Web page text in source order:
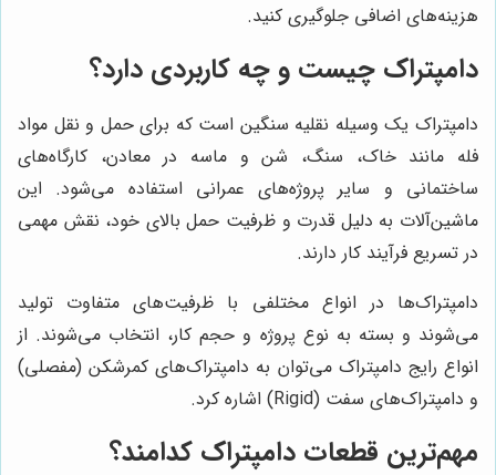
هزینه‌های اضافی جلوگیری کنید.
دامپتراک چیست و چه کاربردی دارد؟
دامپتراک یک وسیله نقلیه سنگین است که برای حمل و نقل مواد
فله مانند خاک، سنگ، شن و ماسه در معادن، کارگاه‌های
ساختمانی و سایر پروژه‌های عمرانی استفاده می‌شود. این
ماشین‌آلات به دلیل قدرت و ظرفیت حمل بالای خود، نقش مهمی
در تسریع فرآیند کار دارند.
دامپتراک‌ها در انواع مختلفی با ظرفیت‌های متفاوت تولید
می‌شوند و بسته به نوع پروژه و حجم کار، انتخاب می‌شوند. از
انواع رایج دامپتراک می‌توان به دامپتراک‌های کمرشکن (مفصلی)
و دامپتراک‌های سفت (Rigid) اشاره کرد.
مهم‌ترین قطعات دامپتراک کدامند؟